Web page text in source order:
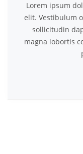
Lorem ipsum
elit. Vestibulum
sollicitudin
magna lobortis